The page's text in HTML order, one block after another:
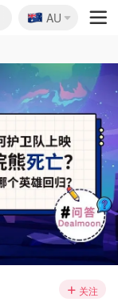
🇦🇺
AU
关注